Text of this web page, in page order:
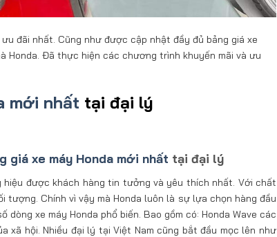
đãi nhất. Cũng như được cập nhật đầy đủ bảng giá xe
Honda. Đã thực hiện các chương trình khuyến mãi và ưu
mới nhất tại đại lý
giá xe máy Honda mới nhất tại đại lý
được khách hàng tin tưởng và yêu thích nhất. Với chất
tượng. Chính vì vậy mà Honda luôn là sự lựa chọn hàng đầu
xe máy Honda phổ biến. Bao gồm có: Honda Wave các
xã hội. Nhiều đại lý tại Việt Nam cũng bắt đầu mọc lên như